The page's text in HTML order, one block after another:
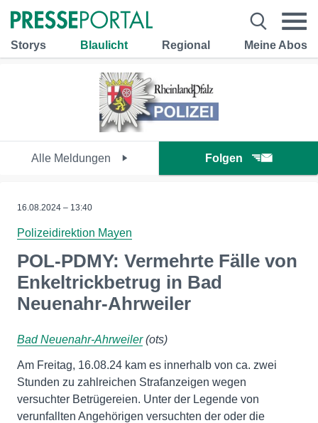
Storys Blaulicht Regional Meine Abos
Alle Meldungen Folgen
16.08.2024 – 13:40
Polizeidirektion Mayen
POL-PDMY: Vermehrte Fälle von
Enkeltrickbetrug in Bad
Neuenahr-Ahrweiler
Bad Neuenahr-Ahrweiler(ots)
Am Freitag, 16.08.24 kam es innerhalb von ca. zwei
Stunden zu zahlreichen Strafanzeigen wegen
versuchter Betrügereien. Unter der Legende von
verunfallten Angehörigen versuchten der oder die